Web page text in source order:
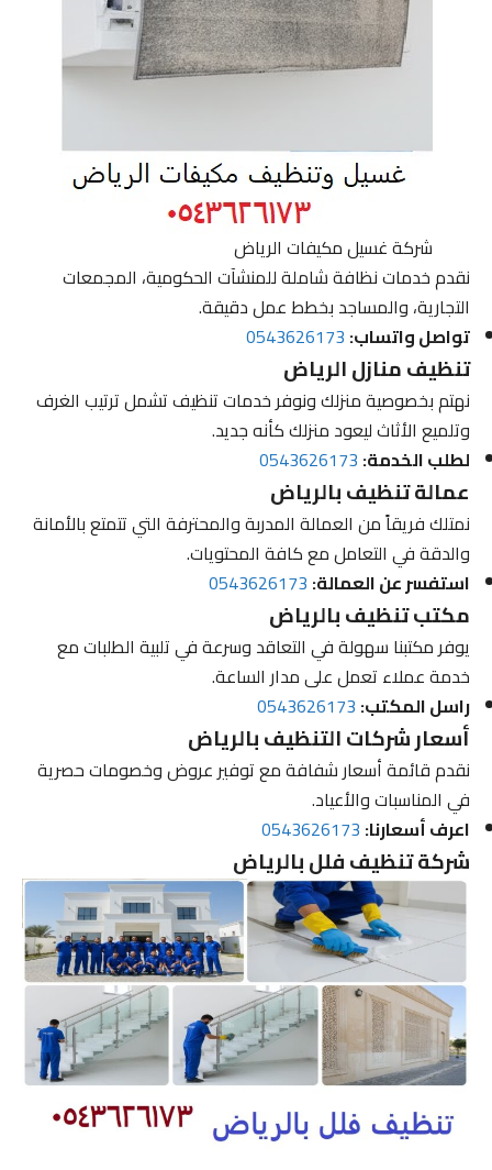
شركة غسيل مكيفات الرياض
نقدم خدمات نظافة شاملة للمنشآت الحكومية، المجمعات
التجارية، والمساجد بخطط عمل دقيقة.
تواصل واتساب:0543626173
تنظيف منازل الرياض
نهتم بخصوصية منزلك ونوفر خدمات تنظيف تشمل ترتيب الغرف
وتلميع الأثاث ليعود منزلك كأنه جديد.
لطلب الخدمة:0543626173
عمالة تنظيف بالرياض
نمتلك فريقاً من العمالة المدربة والمحترفة التي تتمتع بالأمانة
والدقة في التعامل مع كافة المحتويات.
استفسر عن العمالة:0543626173
مكتب تنظيف بالرياض
يوفر مكتبنا سهولة في التعاقد وسرعة في تلبية الطلبات مع
خدمة عملاء تعمل على مدار الساعة.
راسل المكتب:0543626173
أسعار شركات التنظيف بالرياض
نقدم قائمة أسعار شفافة مع توفير عروض وخصومات حصرية
في المناسبات والأعياد.
اعرف أسعارنا:0543626173
شركة تنظيف فلل بالرياض